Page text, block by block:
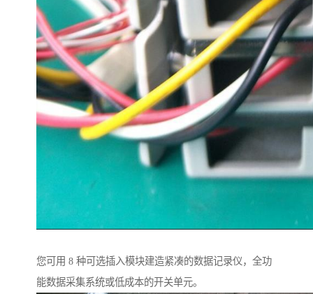
您可用 8 种可选插入模块建造紧凑的数据记录仪，全功
能数据采集系统或低成本的开关单元。